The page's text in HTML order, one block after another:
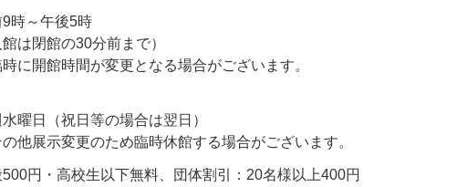
時～午後5時
館は閉館の30分前まで）
に開館時間が変更となる場合がございます。
曜日（祝日等の場合は翌日）
他展示変更のため臨時休館する場合がございます。
円・高校生以下無料、団体割引：20名様以上400円